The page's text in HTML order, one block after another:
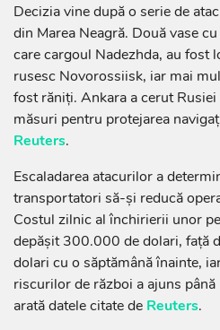
Decizia vine după o serie de
din Marea Neagră. Două vase
care cargoul Nadezhda, au fost
rusesc Novorossiisk, iar mai
fost răniți. Ankara a cerut
măsuri pentru protejarea
Reuters.
Escaladarea atacurilor a
transportatori să-și reducă
Costul zilnic al închirierii unor
depășit 300.000 de dolari, față
dolari cu o săptămână înainte,
riscurilor de război a ajuns
arată datele citate de Reuters.